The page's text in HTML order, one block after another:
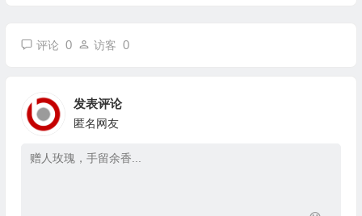
评论 0 访客 0
发表评论
匿名网友